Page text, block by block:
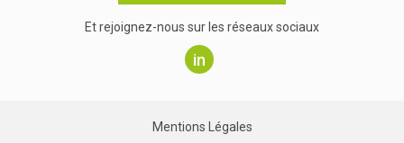
Et rejoignez-nous sur les réseaux sociaux
in
Mentions Légales